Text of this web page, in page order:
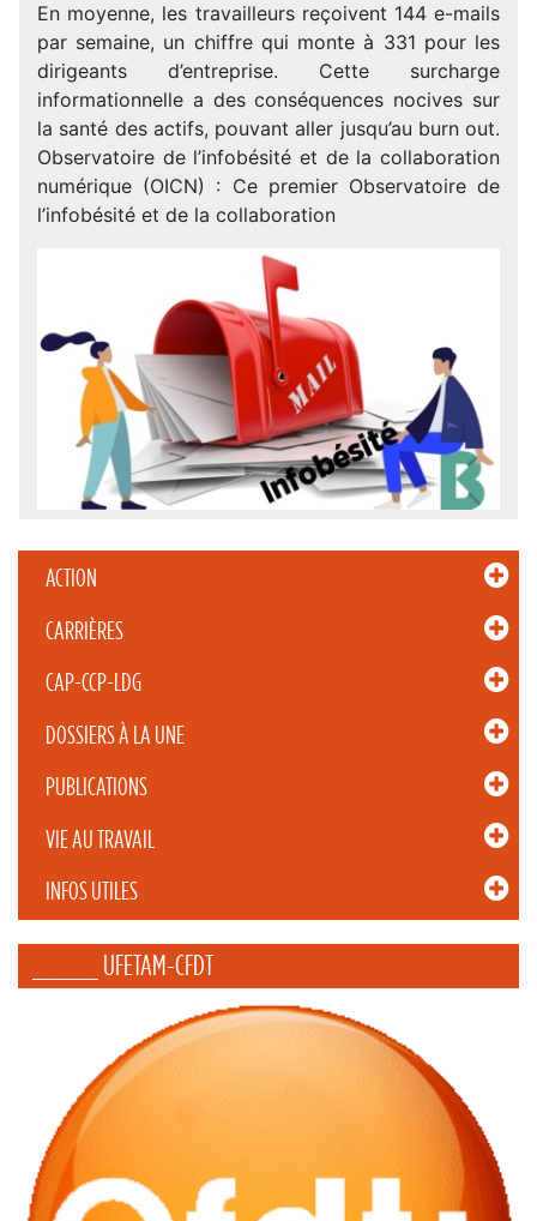
ACTION
CARRIÈRES
CAP-CCP-LDG
DOSSIERS À LA UNE
PUBLICATIONS
VIE AU TRAVAIL
INFOS UTILES
_____ UFETAM-CFDT
En moyenne, les travailleurs reçoivent 144 e-mails
par semaine, un chiffre qui monte à 331 pour les
dirigeants d’entreprise. Cette surcharge
informationnelle a des conséquences nocives sur
la santé des actifs, pouvant aller jusqu’au burn out.
Observatoire de l’infobésité et de la collaboration
numérique (OICN) : Ce premier Observatoire de
l’infobésité et de la collaboration